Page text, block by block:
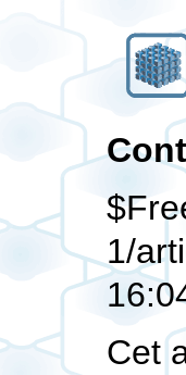
1/
Cet